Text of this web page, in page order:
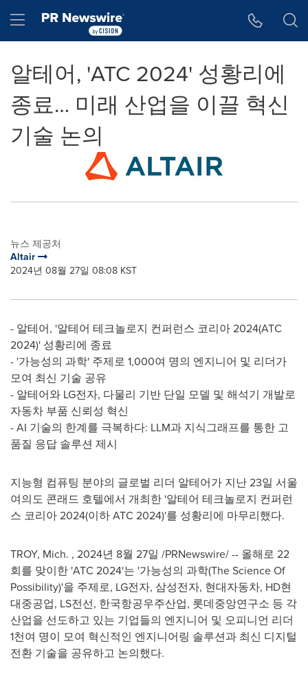
Hamburger menu
알테어, 'ATC 2024' 성황리에
종료… 미래 산업을 이끌 혁신
기술 논의
뉴스 제공처
Altair
2024년 08월 27일 08:08 KST
- 알테어, '알테어 테크놀로지 컨퍼런스 코리아 2024(ATC
2024)' 성황리에 종료
- '가능성의 과학' 주제로 1,000여 명의 엔지니어 및 리더가
모여 최신 기술 공유
- 알테어와 LG전자, 다물리 기반 단일 모델 및 해석기 개발로
자동차 부품 신뢰성 혁신
- AI 기술의 한계를 극복하다: LLM과 지식그래프를 통한 고
품질 응답 솔루션 제시
지능형 컴퓨팅 분야의 글로벌 리더 알테어가 지난 23일 서울
여의도 콘래드 호텔에서 개최한 '알테어 테크놀로지 컨퍼런
스 코리아 2024(이하 ATC 2024)'를 성황리에 마무리했다.
TROY, Mich. , 2024년 8월 27일 /PRNewswire/ -- 올해로 22
회를 맞이한 'ATC 2024'는 '가능성의 과학(The Science Of
Possibility)'을 주제로, LG전자, 삼성전자, 현대자동차, HD현
대중공업, LS전선, 한국항공우주산업, 롯데중앙연구소 등 각
산업을 선도하고 있는 기업들의 엔지니어 및 오피니언 리더
1천여 명이 모여 혁신적인 엔지니어링 솔루션과 최신 디지털
전환 기술을 공유하고 논의했다.